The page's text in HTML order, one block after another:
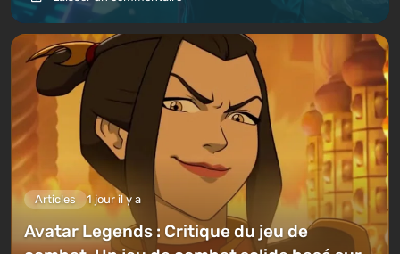
Articles 1 jour il y a
Avatar Legends : Critique du jeu de